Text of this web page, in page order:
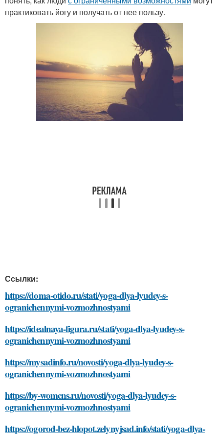
практиковать йогу и получать от нее пользу.
Ссылки:
https://doma-otido.ru/stati/yoga-dlya-lyudey-s-
ogranichennymi-vozmozhnostyami
https://idealnaya-figura.ru/stati/yoga-dlya-lyudey-s-
ogranichennymi-vozmozhnostyami
https://mysadinfo.ru/novosti/yoga-dlya-lyudey-s-
ogranichennymi-vozmozhnostyami
https://by-womens.ru/novosti/yoga-dlya-lyudey-s-
ogranichennymi-vozmozhnostyami
https://ogorod-bez-hlopot.zelynyjsad.info/stati/yoga-dlya-